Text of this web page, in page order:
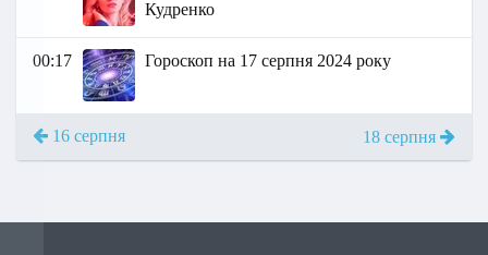
Кудренко
00:17 Гороскоп на 17 серпня 2024 року
16 серпня 18 серпня